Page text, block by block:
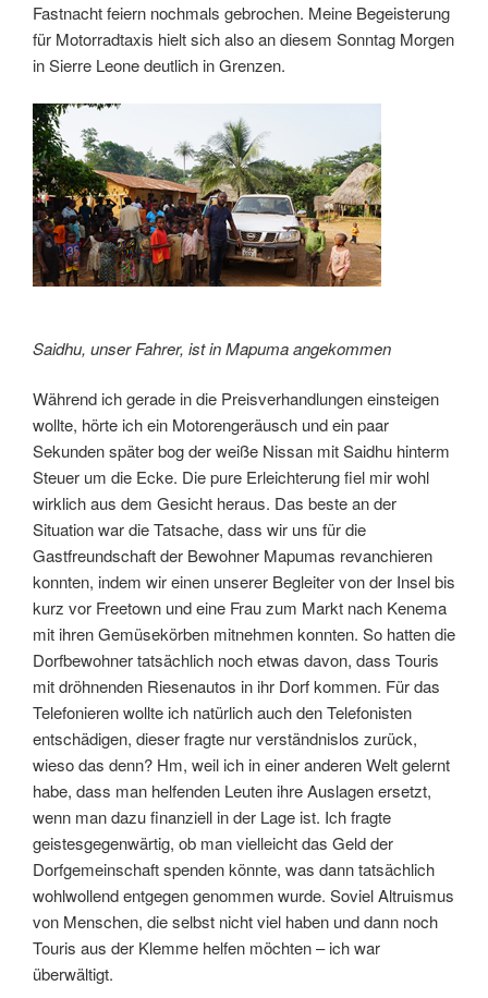
Fastnacht feiern nochmals gebrochen. Meine Begeisterung
für Motorradtaxis hielt sich also an diesem Sonntag Morgen
in Sierre Leone deutlich in Grenzen.
Saidhu, unser Fahrer, ist in Mapuma angekommen
Während ich gerade in die Preisverhandlungen einsteigen
wollte, hörte ich ein Motorengeräusch und ein paar
Sekunden später bog der weiße Nissan mit Saidhu hinterm
Steuer um die Ecke. Die pure Erleichterung fiel mir wohl
wirklich aus dem Gesicht heraus. Das beste an der
Situation war die Tatsache, dass wir uns für die
Gastfreundschaft der Bewohner Mapumas revanchieren
konnten, indem wir einen unserer Begleiter von der Insel bis
kurz vor Freetown und eine Frau zum Markt nach Kenema
mit ihren Gemüsekörben mitnehmen konnten. So hatten die
Dorfbewohner tatsächlich noch etwas davon, dass Touris
mit dröhnenden Riesenautos in ihr Dorf kommen. Für das
Telefonieren wollte ich natürlich auch den Telefonisten
entschädigen, dieser fragte nur verständnislos zurück,
wieso das denn? Hm, weil ich in einer anderen Welt gelernt
habe, dass man helfenden Leuten ihre Auslagen ersetzt,
wenn man dazu finanziell in der Lage ist. Ich fragte
geistesgegenwärtig, ob man vielleicht das Geld der
Dorfgemeinschaft spenden könnte, was dann tatsächlich
wohlwollend entgegen genommen wurde. Soviel Altruismus
von Menschen, die selbst nicht viel haben und dann noch
Touris aus der Klemme helfen möchten – ich war
überwältigt.